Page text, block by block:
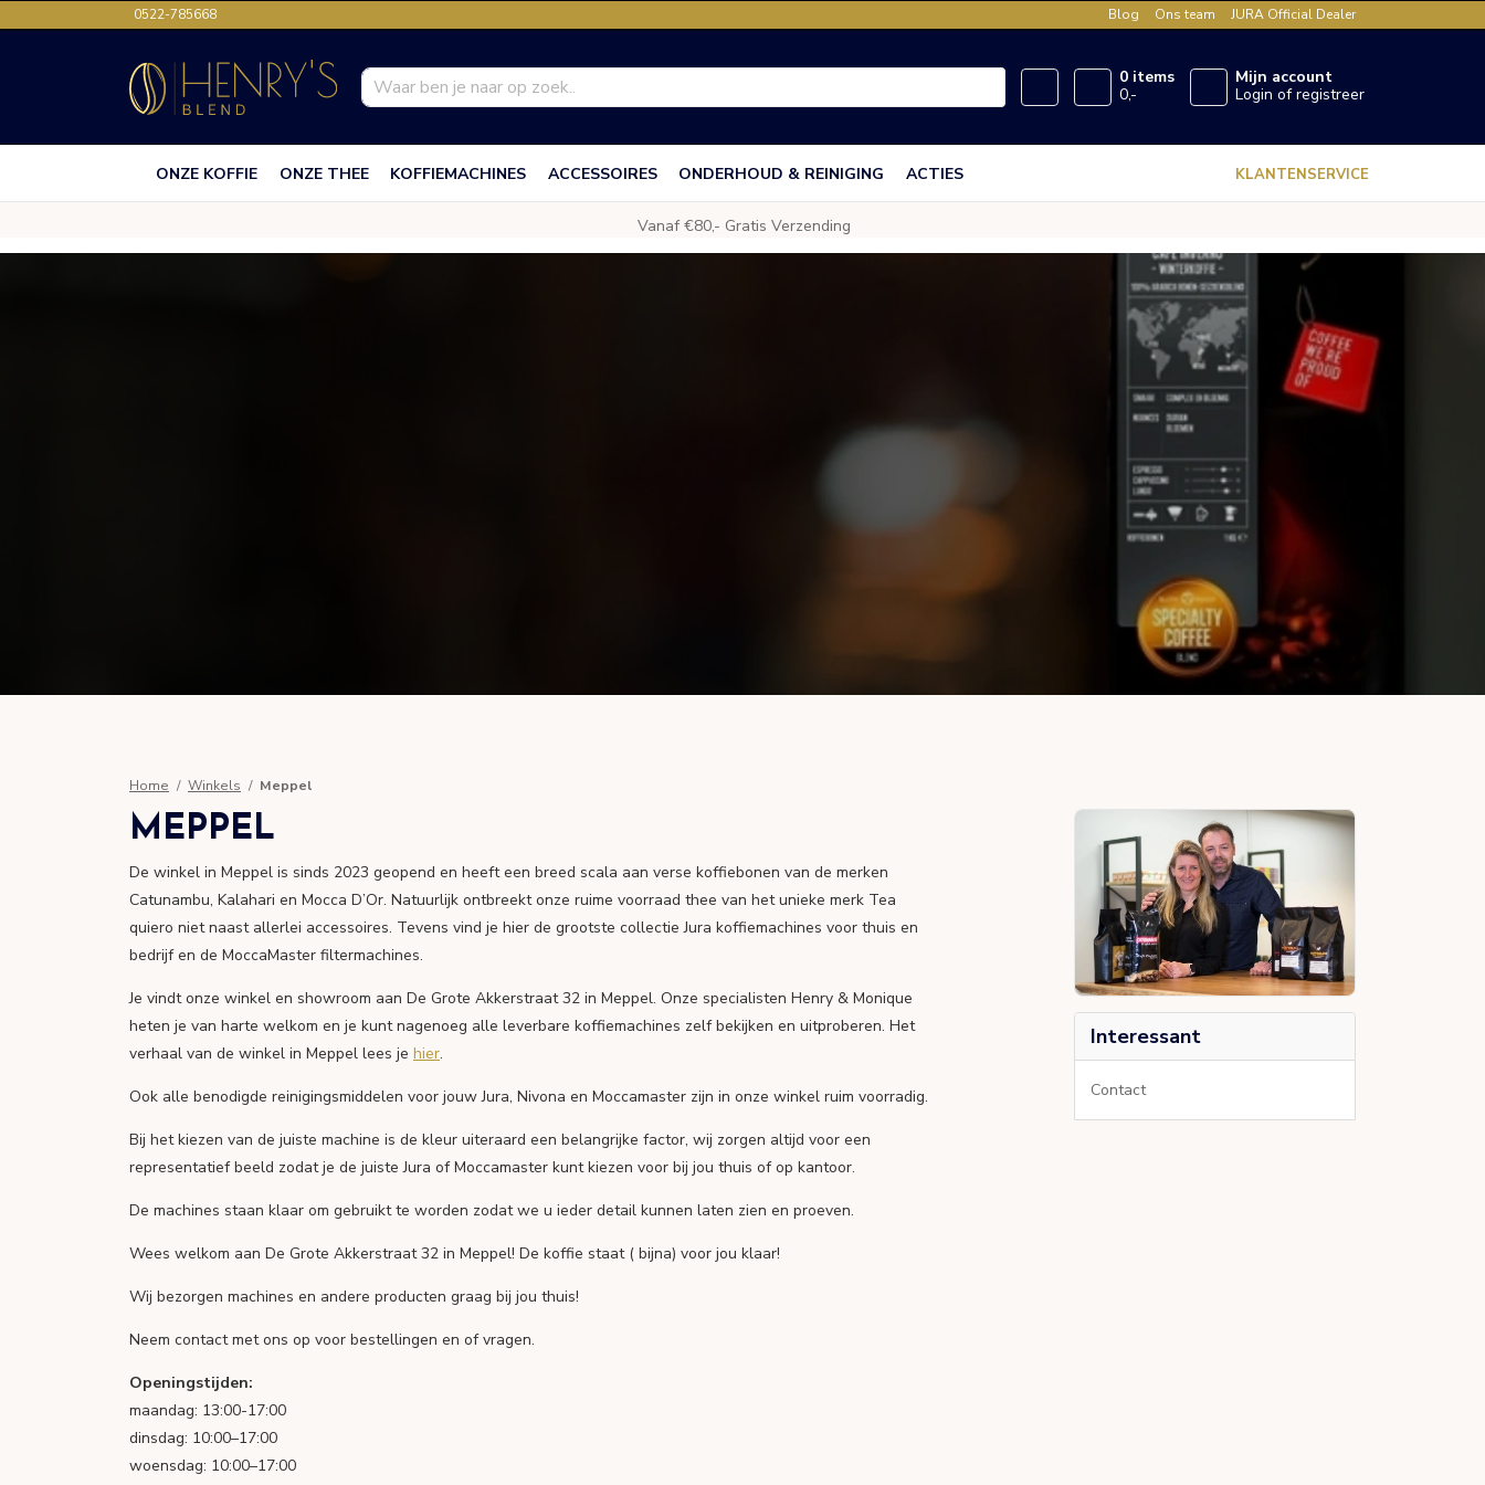
0522-785668 Blog Ons team JURA Official Dealer
0 items
0,-
Mijn account
Login of registreer
ONZE KOFFIE ONZE THEE KOFFIEMACHINES ACCESSOIRES ONDERHOUD & REINIGING ACTIES KLANTENSERVICE
Vanaf €80,- Gratis Verzending
Home Winkels Meppel
MEPPEL
De winkel in Meppel is sinds 2023 geopend en heeft een breed scala aan verse koffiebonen van de merken
Catunambu, Kalahari en Mocca D’Or. Natuurlijk ontbreekt onze ruime voorraad thee van het unieke merk Tea
quiero niet naast allerlei accessoires. Tevens vind je hier de grootste collectie Jura koffiemachines voor thuis en
bedrijf en de MoccaMaster filtermachines.
Je vindt onze winkel en showroom aan De Grote Akkerstraat 32 in Meppel. Onze specialisten Henry & Monique
heten je van harte welkom en je kunt nagenoeg alle leverbare koffiemachines zelf bekijken en uitproberen. Het
verhaal van de winkel in Meppel lees je hier.
Ook alle benodigde reinigingsmiddelen voor jouw Jura, Nivona en Moccamaster zijn in onze winkel ruim voorradig.
Bij het kiezen van de juiste machine is de kleur uiteraard een belangrijke factor, wij zorgen altijd voor een
representatief beeld zodat je de juiste Jura of Moccamaster kunt kiezen voor bij jou thuis of op kantoor.
De machines staan klaar om gebruikt te worden zodat we u ieder detail kunnen laten zien en proeven.
Wees welkom aan De Grote Akkerstraat 32 in Meppel! De koffie staat ( bijna) voor jou klaar!
Wij bezorgen machines en andere producten graag bij jou thuis!
Neem contact met ons op voor bestellingen en of vragen.
Openingstijden:
maandag: 13:00-17:00
dinsdag: 10:00–17:00
woensdag: 10:00–17:00
Interessant
Contact